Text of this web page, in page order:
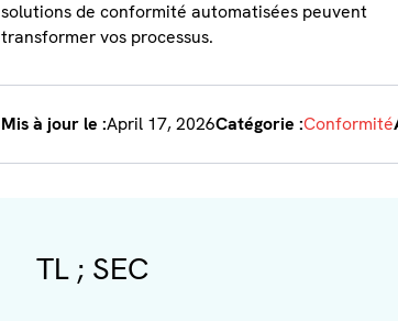
solutions de conformité automatisées peuvent
transformer vos processus.
Mis à jour le :April 17, 2026Catégorie :Conformité
TL ; SEC